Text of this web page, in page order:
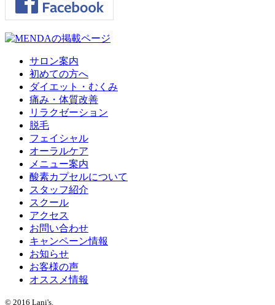
サロン案内
初めての方へ
ダイエット・むくみ
痛み・体質改善
リラクゼーション
脱毛
フェイシャル
オーラルケア
メニュー案内
酸素カプセルについて
スタッフ紹介
スクール
アクセス
お問い合わせ
キャンペーン情報
お知らせ
お客様の声
オススメ情報
© 2016 Lani's.